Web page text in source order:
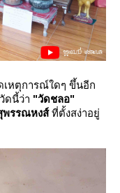
เหตุการณ์ใดๆ ขึ้นอีก
ดนี้ว่า "วัดชลอ"
พรรณหงส์ที่ตั้งสง่าอยู่